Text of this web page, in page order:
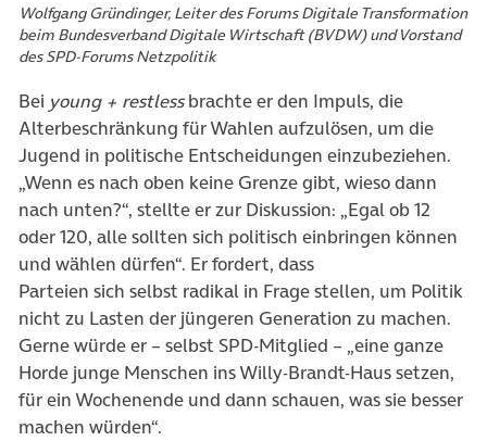
Wolfgang Gründinger, Leiter des Forums Digitale Transformation
beim Bundesverband Digitale Wirtschaft (BVDW) und Vorstand
des SPD-Forums Netzpolitik
Bei young + restlessbrachte er den Impuls, die
Alterbeschränkung für Wahlen aufzulösen, um die
Jugend in politische Entscheidungen einzubeziehen.
„Wenn es nach oben keine Grenze gibt, wieso dann
nach unten?“, stellte er zur Diskussion: „Egal ob 12
oder 120, alle sollten sich politisch einbringen können
und wählen dürfen“. Er fordert, dass
Parteien sich selbst radikal in Frage stellen, um Politik
nicht zu Lasten der jüngeren Generation zu machen.
Gerne würde er – selbst SPD-Mitglied – „eine ganze
Horde junge Menschen ins Willy-Brandt-Haus setzen,
für ein Wochenende und dann schauen, was sie besser
machen würden“.